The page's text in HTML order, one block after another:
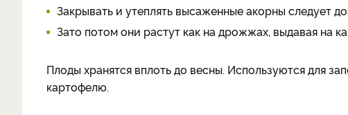
Закрывать и утеплять высаженные акорны следует
Зато потом они растут как на дрожжах, выдавая на
Плоды хранятся вплоть до весны. Используются для
картофелю.